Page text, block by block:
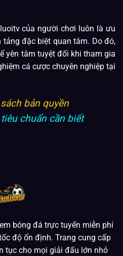
của người chơi luôn là ưu
đặc biệt quan tâm. Do đó,
yên tâm tuyệt đối khi tham gia
cá cược chuyên nghiệp tại
bản quyền
chuẩn cần biết
bóng đá trực tuyến miễn phí
độ ổn định. Trang cung cấp
tục cho mọi giải đấu lớn nhỏ